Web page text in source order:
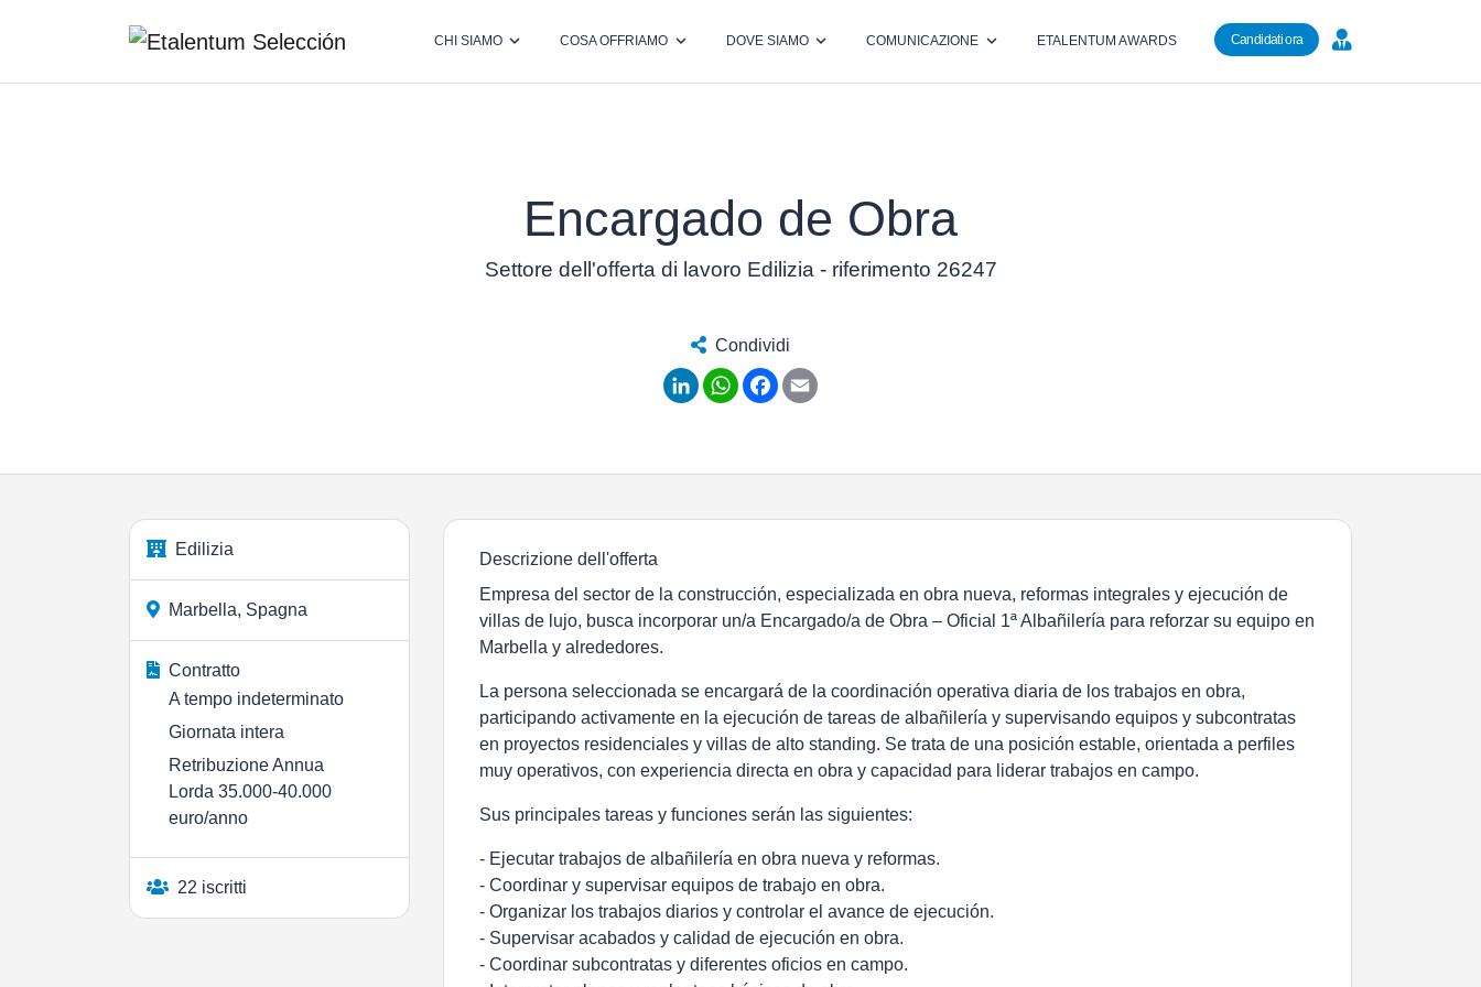
CHI SIAMO COSA OFFRIAMO DOVE SIAMO COMUNICAZIONE ETALENTUM AWARDS Candidati ora
Encargado de Obra
Settore dell'offerta di lavoro Edilizia - riferimento 26247
Condividi
LinkedInWhatsApp
Facebook
Edilizia
Marbella, Spagna
Contratto
A tempo indeterminato
Giornata intera
Retribuzione Annua
Lorda 35.000-40.000
euro/anno
22 iscritti
Descrizione dell'offerta
Empresa del sector de la construcción, especializada en obra nueva, reformas integrales y ejecución de
villas de lujo, busca incorporar un/a Encargado/a de Obra – Oficial 1ª Albañilería para reforzar su equipo en
Marbella y alrededores.
La persona seleccionada se encargará de la coordinación operativa diaria de los trabajos en obra,
participando activamente en la ejecución de tareas de albañilería y supervisando equipos y subcontratas
en proyectos residenciales y villas de alto standing. Se trata de una posición estable, orientada a perfiles
muy operativos, con experiencia directa en obra y capacidad para liderar trabajos en campo.
Sus principales tareas y funciones serán las siguientes:
- Ejecutar trabajos de albañilería en obra nueva y reformas.
- Coordinar y supervisar equipos de trabajo en obra.
- Organizar los trabajos diarios y controlar el avance de ejecución.
- Supervisar acabados y calidad de ejecución en obra.
- Coordinar subcontratas y diferentes oficios en campo.